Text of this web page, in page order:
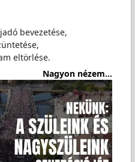
bevezetése,
eltörlése.
Nagyon nézem...